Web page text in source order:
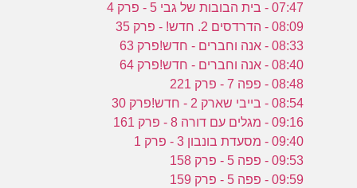
07:47 - בית הבובות של גבי 5 - פרק 4
08:09 - הדרדסים 2. חדש! - פרק 35
08:33 - אנה וחברים - חדש!פרק 63
08:40 - אנה וחברים - חדש!פרק 64
08:48 - פפה 7 - פרק 221
08:54 - בייבי שארק 2 - חדש!פרק 30
09:16 - מגלים עם דורה 8 - פרק 161
09:40 - מסעדת בונבון 3 - פרק 1
09:53 - פפה 5 - פרק 158
09:59 - פפה 5 - פרק 159